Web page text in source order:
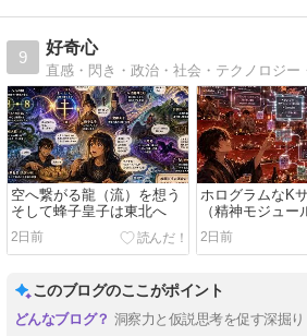
9
好奇心
空へ繋がる龍（流）を想う
そして蜂子皇子は東北へ
2日前
ホログラムなK
（精神モジュー
2日前
このブログのここがポイント
洞察力と仮説思考を促す深掘り